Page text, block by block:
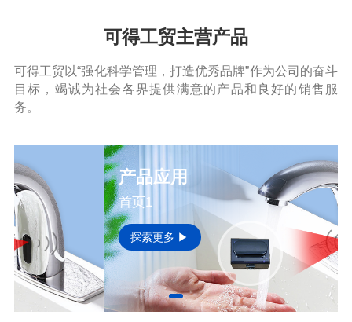
可得工贸主营产品
可得工贸以“强化科学管理，打造优秀品牌”作为公司的奋斗
目标，竭诚为社会各界提供满意的产品和良好的销售服
务。
产品应用
首页1
探索更多 ▶